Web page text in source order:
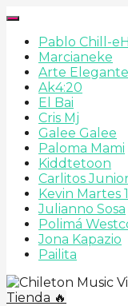
Pablo Chill-e
Marcianeke
Arte Elegante
Ak4:20
El Bai
Cris Mj
Galee Galee
Paloma Mami
Kiddtetoon
Carlitos
Kevin Martes
Julianno Sosa
Polimá
Jona Kapazio
Pailita
Tienda 🔥